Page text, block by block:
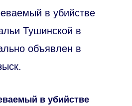
в убийстве
Тушинской в
объявлен в
в убийстве